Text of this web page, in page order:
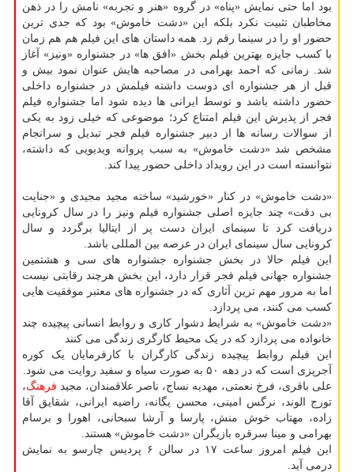
بود اما حتی نمایش «پناه» در گروه «هنر و تجربه» نامش را در ذهن
مخاطبان تثبیت نکرد بلکه این «دشت خاموش» بود که جدی ترین
حضور او را در سینما رقم زد. همه داستان های این فیلم هم هم زمان
با کسب جایزه بهترین فیلم بخش «افق ها» در جشنواره «ونیز» آغاز
شد. زمانی که احمد بهرامی در مصاحبه هایش عنوان نمود بیش و
قبل از هر جشنواره ای دوست داشته فیلمش در جشنواره داخلی
حضور داشته باشد و توسط ایرانی ها دیده شود اما جشنواره فیلم
فجر از پذیرش این فیلم امتناع کرد؛ موضوعی که خیلی زود به یکی
از سوالات رسانه ها از دبیر جشنواره فیلم فجر تبدیل و سرانجام
مشخص شد «دشت خاموش» به سبب پروانه ویدیویی که داشته،
نتوانسته است در این رویداد داخلی حضور پیدا کند.
«دشت خاموش» در کنار «خورشید» ساخته مجید مجیدی و «جنایت
بی دقت» چند جایزه اصلی جشنواره فیلم ونیز را در سال کرونایی
دریافت کرد تا سینمای ایران دست پر از ایتالیا برگردد و سال
کرونایی سال سینمای ایران در عرصه بین المللی باشد.
این فیلم حالا در بخش جشنواره جشنواره های سی و هشتمین
جشنواره جهانی فیلم فجر قرار دارد، این بخش هرچند رقابتی نیست
اما به مرور مهم ترین آثاری که در جشنواره های معتبر موفقیت هایی
کسب می کنند، می پردازد.
«دشت خاموش» به شرایط دشوار کاری و روابط انسانی پیچیده چند
خانواده می پردازد که در یک محیط کارگری زندگی می کنند
این فیلم روابط پیچیده زندگی کارگران با کارفرمایان یک کوره
آجرپزی است که در دهه ۵۰ به صورت سیاه و سفید روایت می شود.
علی باقری، فرخ نعمتی، مهدیه نساج، ناصر علاقمندان، مجید فرهنگ،
تورج الوند، نرگس امینی، محسن یگانه، راضیه ایرانی، شقایق آقا
زاده، مهتاب خوش منش، پارسا و آرشا سبحانی، اهورا و برسام
بهرامی و مینا سرقره بازیگران «دشت خاموش» هستند.
این فیلم امروز ساعت ۱۷ در سالن ۶ پردیس چارسو به نمایش
درمی آید.